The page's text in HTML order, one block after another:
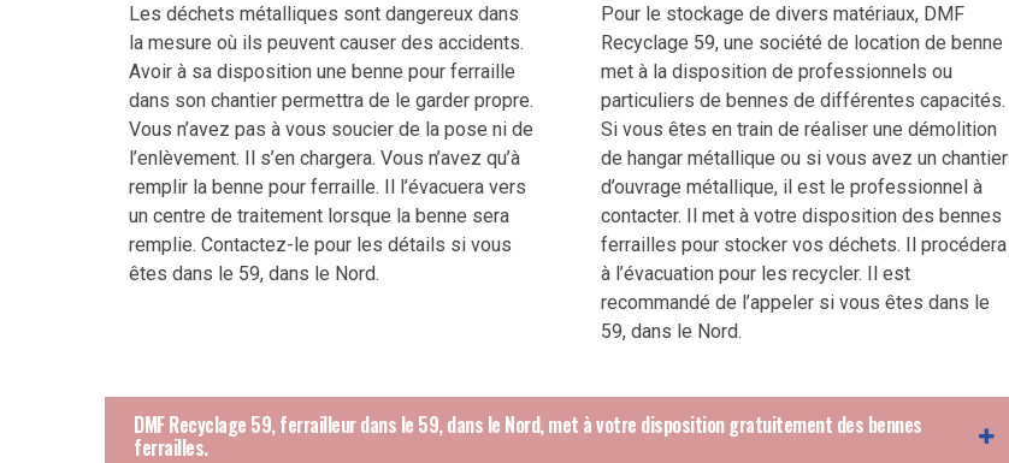
Les déchets métalliques sont dangereux dans
la mesure où ils peuvent causer des accidents.
Avoir à sa disposition une benne pour ferraille
dans son chantier permettra de le garder propre.
Vous n’avez pas à vous soucier de la pose ni de
l’enlèvement. Il s’en chargera. Vous n’avez qu’à
remplir la benne pour ferraille. Il l’évacuera vers
un centre de traitement lorsque la benne sera
remplie. Contactez-le pour les détails si vous
êtes dans le 59, dans le Nord.
Pour le stockage de divers matériaux, DMF
Recyclage 59, une société de location de benne
met à la disposition de professionnels ou
particuliers de bennes de différentes capacités.
Si vous êtes en train de réaliser une démolition
de hangar métallique ou si vous avez un chantier
d’ouvrage métallique, il est le professionnel à
contacter. Il met à votre disposition des bennes
ferrailles pour stocker vos déchets. Il procédera
à l’évacuation pour les recycler. Il est
recommandé de l’appeler si vous êtes dans le
59, dans le Nord.
DMF Recyclage 59, ferrailleur dans le 59, dans le Nord, met à votre disposition gratuitement des bennes
ferrailles.